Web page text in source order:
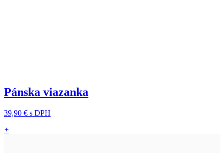
Pánska viazanka
39,90 € s DPH
+